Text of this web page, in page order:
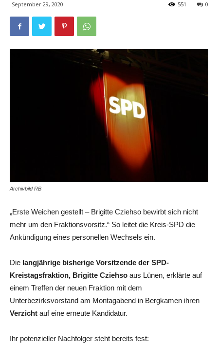
September 29, 2020 0
551
Archivbild RB
„Erste Weichen gestellt – Brigitte Cziehso bewirbt sich nicht
mehr um den Fraktionsvorsitz.“ So leitet die Kreis-SPD die
Ankündigung eines personellen Wechsels ein.
Die langjährige bisherige Vorsitzende der SPD-
Kreistagsfraktion, Brigitte Cziehso aus Lünen, erklärte auf
einem Treffen der neuen Fraktion mit dem
Unterbezirksvorstand am Montagabend in Bergkamen ihren
Verzicht auf eine erneute Kandidatur.
Ihr potenzieller Nachfolger steht bereits fest: